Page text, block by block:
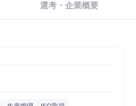
選考・企業概要